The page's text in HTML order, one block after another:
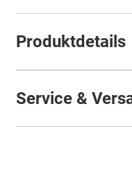
Produktdetails
Service &